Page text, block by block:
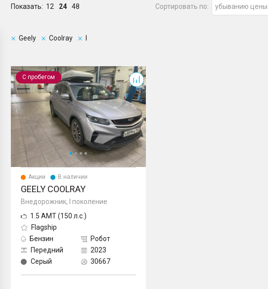
Показать: 12 24 48 Сортировать по: убыванию цены
Geely Coolray
С пробегом
Coolray
Акции В наличии
GEELY COOLRAY
Внедорожник, I поколение
1.5 AMT (150 л.с.)
Flagship
Бензин
Робот
Передний
2023
Серый
30667